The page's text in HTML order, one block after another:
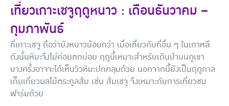
เที่ยวเกาะเชจูฤดูหนาว : เดือนธันวาคม –
กุมภาพันธ์
ที่เกาะเชจู ถือว่ายังหนาวน้อยกว่า เมื่อเที่ยวกับที่อื่น ๆ ในเกาหลี
ดังนั้นหิมะจึงไม่ค่อยตกบ่อย ฤดูนี้เหมาะสำหรับเดินป่าบนภูเขา
บางครั้งอาจจะได้เห็นวิวหิมะปกคลุมด้วย นอกจากนี้ยังเป็นฤดูกาล
เก็บเกี่ยวผลไม้ตระกูลส้ม เช่น ส้มเชจู จึงเหมาะกับการเที่ยวชม
ฟาร์มด้วย